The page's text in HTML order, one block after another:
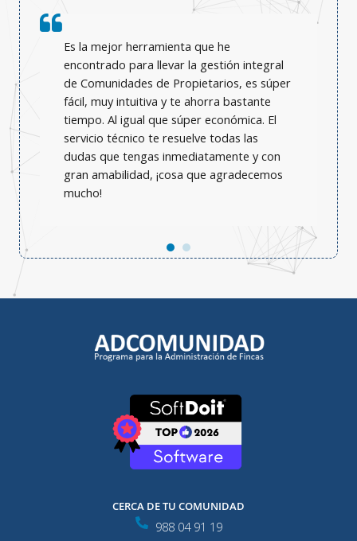
Es la mejor herramienta que he
encontrado para llevar la gestión integral
de Comunidades de Propietarios, es súper
fácil, muy intuitiva y te ahorra bastante
tiempo. Al igual que súper económica. El
servicio técnico te resuelve todas las
dudas que tengas inmediatamente y con
gran amabilidad, ¡cosa que agradecemos
mucho!
CERCA DE TU COMUNIDAD
988 04 91 19